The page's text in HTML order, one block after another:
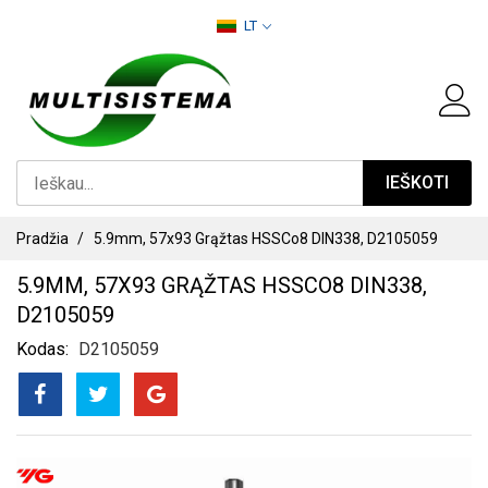
LT
IEŠKOTI
Pradžia 5.9mm, 57x93 Grąžtas HSSCo8 DIN338, D2105059
5.9MM, 57X93 GRĄŽTAS HSSCO8 DIN338,
D2105059
Kodas D2105059
PEREITI